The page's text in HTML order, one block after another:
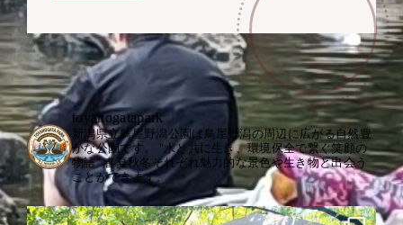
toyanogatapark
新潟県立鳥屋野潟公園は鳥屋野潟の周辺に広がる自然豊
かな公園です。
"水と共に生き、環境保全で繋ぐ笑顔の
物語"春夏秋冬それぞれ魅力的な景色や生き物と出会う
ことができます。